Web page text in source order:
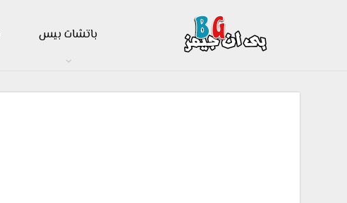
باتشات بيس